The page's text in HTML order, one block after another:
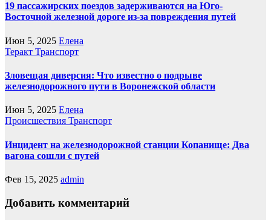
19 пассажирских поездов задерживаются на Юго-
Восточной железной дороге из-за повреждения путей
Июн 5, 2025 Елена
Теракт Транспорт
Зловещая диверсия: Что известно о подрыве
железнодорожного пути в Воронежской области
Июн 5, 2025 Елена
Происшествия Транспорт
Инцидент на железнодорожной станции Копанище: Два
вагона сошли с путей
Фев 15, 2025 admin
Добавить комментарий